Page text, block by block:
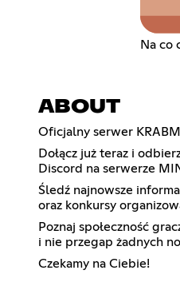
Na co
ABOUT
Oficjalny serwer
Dołącz już teraz i
Discord na serwerze
Śledź najnowsze
oraz konkursy
Poznaj społeczność
i nie przegap żadnych
Czekamy na Ciebie!